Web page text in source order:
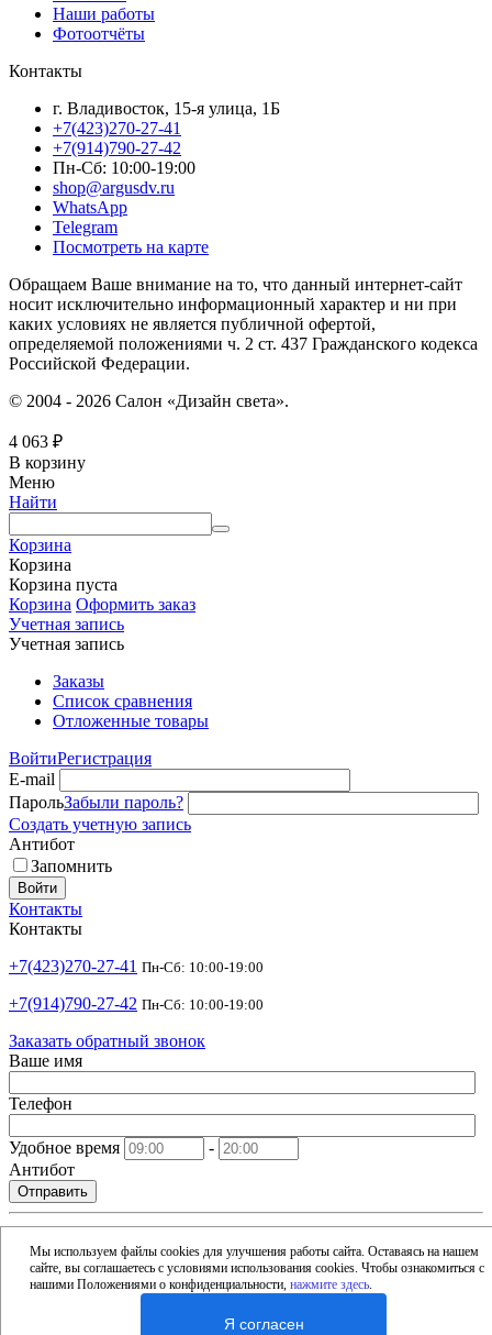
Наши работы
Фотоотчёты
Контакты
г. Владивосток, 15-я улица, 1Б
+7(423)270-27-41
+7(914)790-27-42
Пн-Сб: 10:00-19:00
shop@argusdv.ru
WhatsApp
Telegram
Посмотреть на карте
Обращаем Ваше внимание на то, что данный интернет-сайт
носит исключительно информационный характер и ни при
каких условиях не является публичной офертой,
определяемой положениями ч. 2 ст. 437 Гражданского кодекса
Российской Федерации.
Мы используем файлы cookies для улучшения работы сайта. Оставаясь на нашем
сайте, вы соглашаетесь с условиями использования cookies. Чтобы ознакомиться с
нашими Положениями о конфиденциальности,нажмите здесь.
Я согласен
© 2004 - 2026 Салон «Дизайн света».
4 063 ₽
В корзину
Меню
Найти
Корзина
Корзина
Корзина пуста
Корзина Оформить заказ
Учетная запись
Учетная запись
Заказы
Список сравнения
Отложенные товары
ВойтиРегистрация
E-mail
ПарольЗабыли пароль?
Создать учетную запись
Антибот
Запомнить
Войти
Контакты
Контакты
+7(423)270-27-41 Пн-Сб: 10:00-19:00
+7(914)790-27-42 Пн-Сб: 10:00-19:00
Заказать обратный звонок
Ваше имя
Телефон
Удобное время
-
Антибот
Отправить
Email
Адрес
Россия, Владивосток, 15-я улица, 1Б